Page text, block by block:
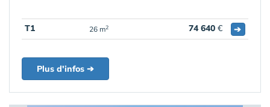
T1 26 m2 74 640 € ➔
Plus d'infos ➔